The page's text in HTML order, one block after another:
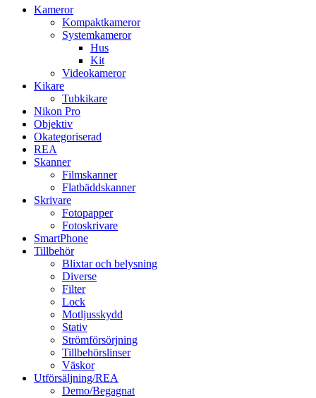
Kameror
Kompaktkameror
Systemkameror
Hus
Kit
Videokameror
Kikare
Tubkikare
Nikon Pro
Objektiv
Okategoriserad
REA
Skanner
Filmskanner
Flatbäddskanner
Skrivare
Fotopapper
Fotoskrivare
SmartPhone
Tillbehör
Blixtar och belysning
Diverse
Filter
Lock
Motljusskydd
Stativ
Strömförsörjning
Tillbehörslinser
Väskor
Utförsäljning/REA
Demo/Begagnat